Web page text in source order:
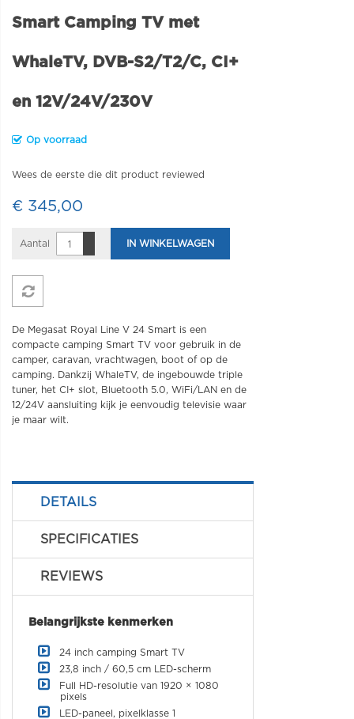
Smart Camping TV met
WhaleTV, DVB-S2/T2/C, CI+
en 12V/24V/230V
Op voorraad
Wees de eerste die dit product reviewed
€ 345,00
Aantal IN WINKELWAGEN
De Megasat Royal Line V 24 Smart is een
compacte camping Smart TV voor gebruik in de
camper, caravan, vrachtwagen, boot of op de
camping. Dankzij WhaleTV, de ingebouwde triple
tuner, het CI+ slot, Bluetooth 5.0, WiFi/LAN en de
12/24V aansluiting kijk je eenvoudig televisie waar
je maar wilt.
DETAILS
SPECIFICATIES
REVIEWS
Belangrijkste kenmerken
24 inch camping Smart TV
23,8 inch / 60,5 cm LED-scherm
Full HD-resolutie van 1920 × 1080
pixels
LED-paneel, pixelklasse 1